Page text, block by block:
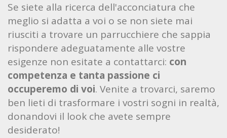
Se siete alla ricerca dell'acconciatura che
meglio si adatta a voi o se non siete mai
riusciti a trovare un parrucchiere che sappia
rispondere adeguatamente alle vostre
esigenze non esitate a contattarci: con
competenza e tanta passione ci
occuperemo di voi. Venite a trovarci, saremo
ben lieti di trasformare i vostri sogni in realtà,
donandovi il look che avete sempre
desiderato!